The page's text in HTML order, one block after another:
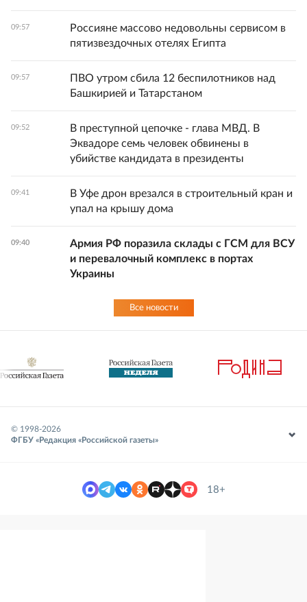
09:57
Россияне массово недовольны сервисом в
пятизвездочных отелях Египта
09:57
ПВО утром сбила 12 беспилотников над
Башкирией и Татарстаном
09:52
В преступной цепочке - глава МВД. В
Эквадоре семь человек обвинены в
убийстве кандидата в президенты
09:41
В Уфе дрон врезался в строительный кран и
упал на крышу дома
09:40
Армия РФ поразила склады с ГСМ для ВСУ
и перевалочный комплекс в портах
Украины
Все новости
© 1998-2026
ФГБУ «Редакция «Российской газеты»
18+